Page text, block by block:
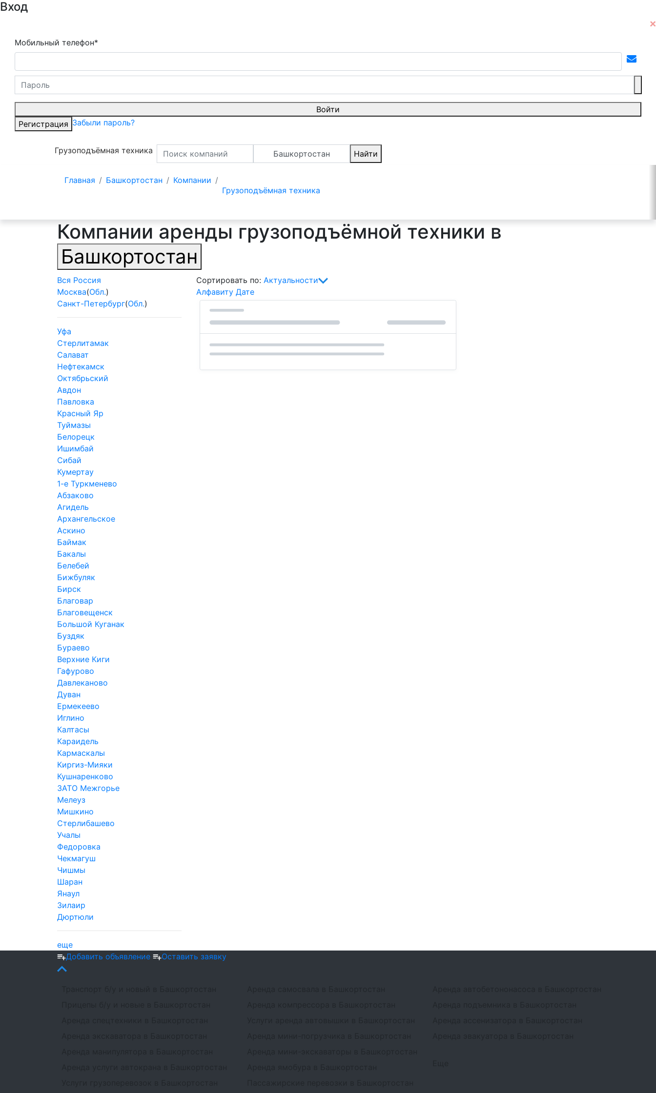
Вход
Мобильный телефон*
Войти
Регистрация Забыли пароль?
Грузоподъёмная техника Башкортостан Найти
Главная Башкортостан
Компании
Грузоподъёмная техника
Компании аренды грузоподъёмной техники в
Башкортостан
Вся Россия
Москва(Обл.)
Санкт-Петербург(Обл.)
Уфа
Стерлитамак
Салават
Нефтекамск
Октябрьский
Авдон
Павловка
Красный Яр
Туймазы
Белорецк
Ишимбай
Сибай
Кумертау
1-е Туркменево
Абзаково
Агидель
Архангельское
Аскино
Баймак
Бакалы
Белебей
Бижбуляк
Бирск
Благовар
Благовещенск
Большой Куганак
Буздяк
Бураево
Верхние Киги
Гафурово
Давлеканово
Дуван
Ермекеево
Иглино
Калтасы
Караидель
Кармаскалы
Киргиз-Мияки
Кушнаренково
ЗАТО Межгорье
Мелеуз
Мишкино
Стерлибашево
Учалы
Федоровка
Чекмагуш
Чишмы
Шаран
Янаул
Зилаир
Дюртюли
еще
Сортировать по: Актуальности
Алфавиту Дате
Добавить объявление Оставить заявку